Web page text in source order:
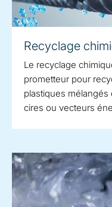
Recyclage
Le recyclage
prometteur pour
plastiques
cires ou vecteurs